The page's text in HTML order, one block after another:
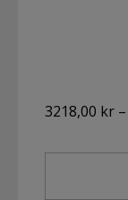
3218,00 kr –